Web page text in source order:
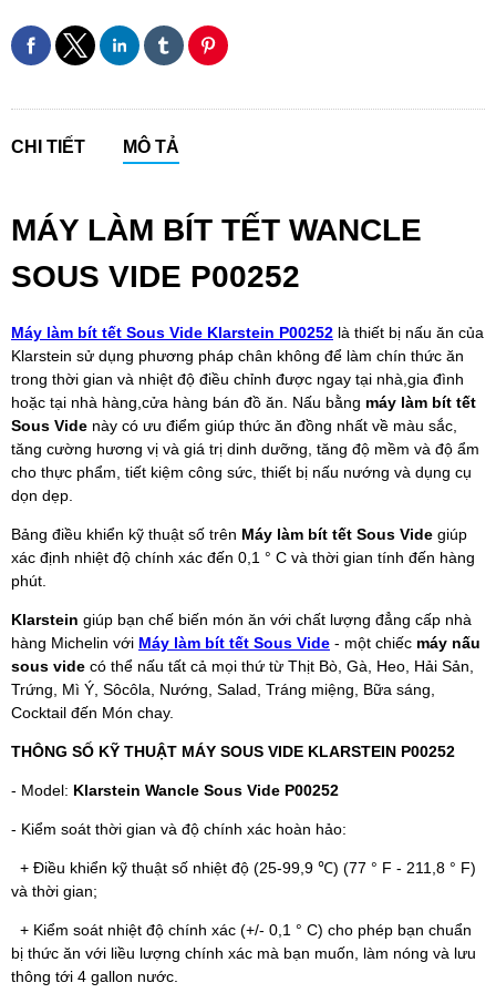
CHI TIẾT MÔ TẢ
MÁY LÀM BÍT TẾT WANCLE
SOUS VIDE P00252
Máy làm bít tết Sous Vide Klarstein P00252 là thiết bị nấu ăn của
Klarstein sử dụng phương pháp chân không để làm chín thức ăn
trong thời gian và nhiệt độ điều chỉnh được ngay tại nhà,gia đình
hoặc tại nhà hàng,cửa hàng bán đồ ăn. Nấu bằng máy làm bít tết
Sous Vide này có ưu điểm giúp thức ăn đồng nhất về màu sắc,
tăng cường hương vị và giá trị dinh dưỡng, tăng độ mềm và độ ẩm
cho thực phẩm, tiết kiệm công sức, thiết bị nấu nướng và dụng cụ
dọn dẹp.
Bảng điều khiển kỹ thuật số trên Máy làm bít tết Sous Vide giúp
xác định nhiệt độ chính xác đến 0,1 ° C và thời gian tính đến hàng
phút.
Klarstein giúp bạn chế biến món ăn với chất lượng đẳng cấp nhà
hàng Michelin với Máy làm bít tết Sous Vide - một chiếc máy nấu
sous vide có thể nấu tất cả mọi thứ từ Thịt Bò, Gà, Heo, Hải Sản,
Trứng, Mì Ý, Sôcôla, Nướng, Salad, Tráng miệng, Bữa sáng,
Cocktail đến Món chay.
THÔNG SỐ KỸ THUẬT MÁY SOUS VIDE KLARSTEIN P00252
- Model: Klarstein Wancle Sous Vide P00252
- Kiểm soát thời gian và độ chính xác hoàn hảo:
+ Điều khiển kỹ thuật số nhiệt độ (25-99,9 ℃) (77 ° F - 211,8 ° F)
và thời gian;
+ Kiểm soát nhiệt độ chính xác (+/- 0,1 ° C) cho phép bạn chuẩn
bị thức ăn với liều lượng chính xác mà bạn muốn, làm nóng và lưu
thông tới 4 gallon nước.